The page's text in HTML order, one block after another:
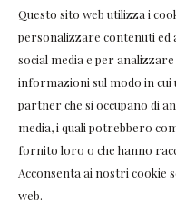
Questo sito web utilizza i
personalizzare contenuti
social media e per
informazioni sul modo in
partner che si occupano di
media, i quali potrebbero
fornito loro o che hanno
Acconsenta ai nostri cookie
web.